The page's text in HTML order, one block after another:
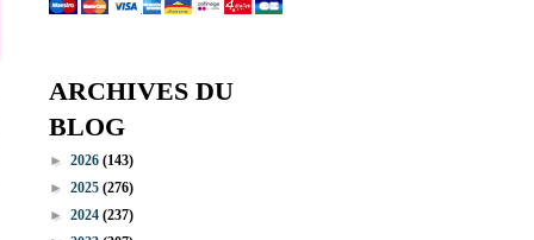
ARCHIVES DU
BLOG
► 2026 (143)
► 2025 (276)
► 2024 (237)